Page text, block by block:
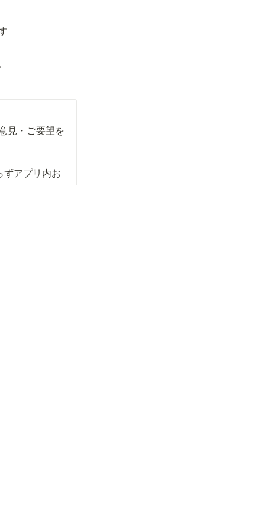
見・ご要望を
ずアプリ内お